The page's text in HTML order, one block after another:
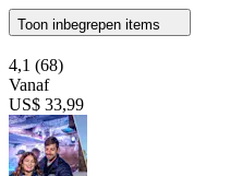
Toon inbegrepen items
4,1 (68)
Vanaf
US$ 33,99